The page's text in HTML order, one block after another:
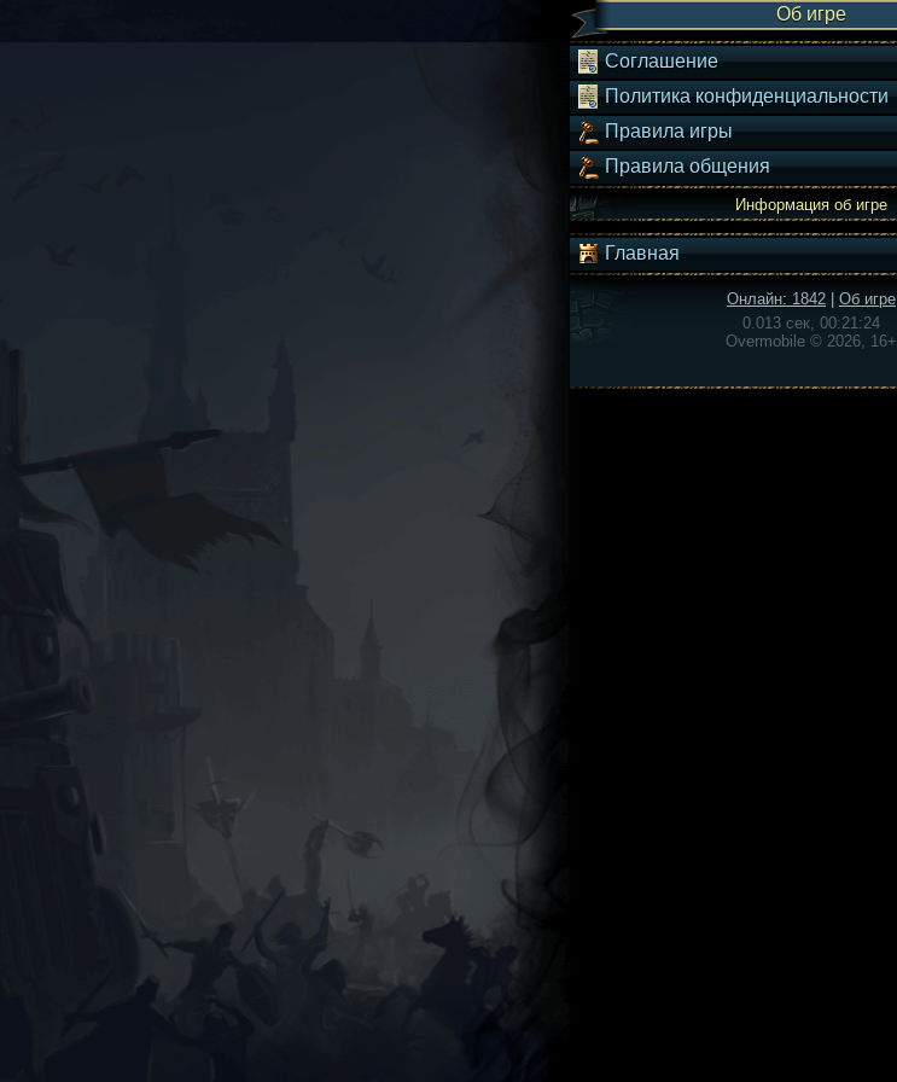
Об игре
Соглашение
Политика конфиденциальности
Правила игры
Правила общения
Информация об игре
Главная
Онлайн: 1842
Об игре
0.013 сек, 00:21:24
Overmobile © 2026, 16+